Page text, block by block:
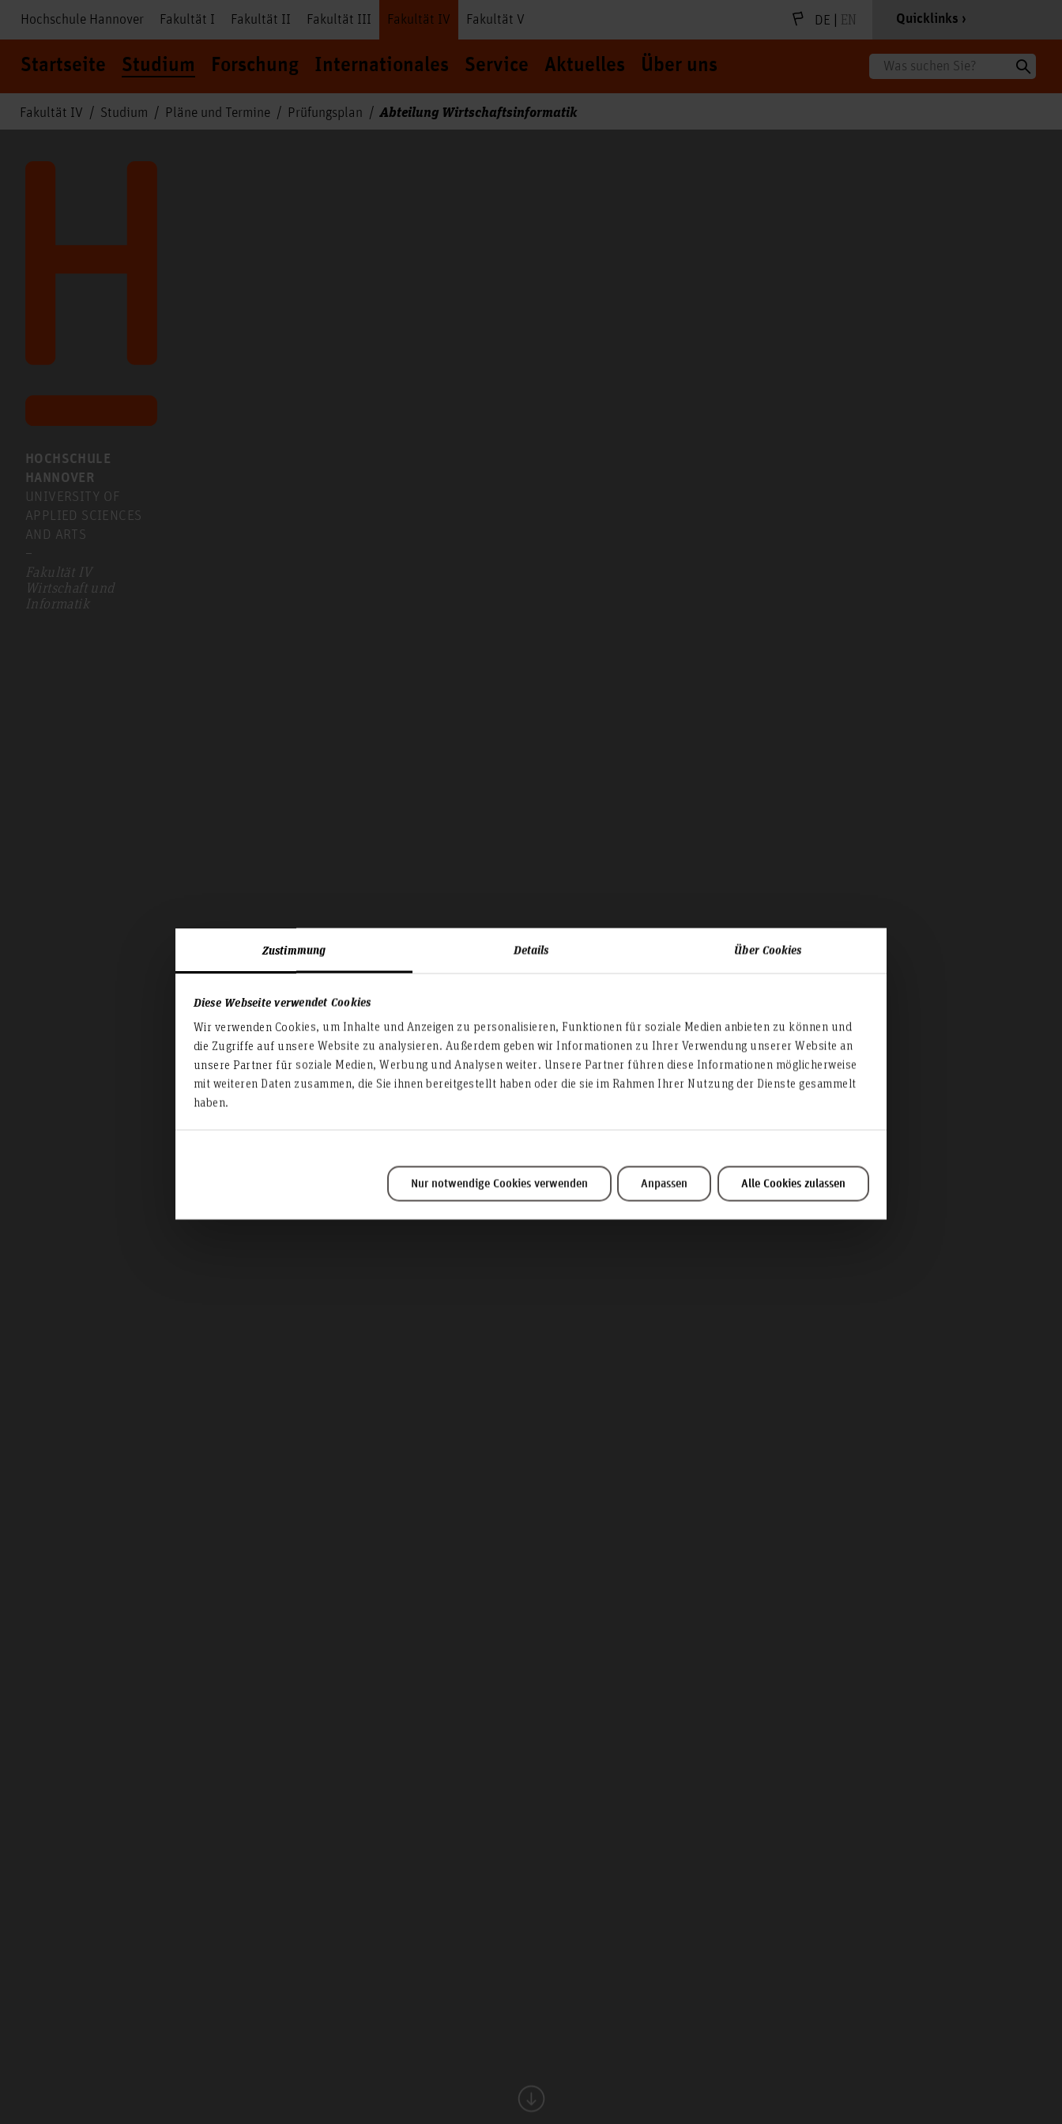
Zustimmung Details Über Cookies
Diese Webseite verwendet Cookies
Wir verwenden Cookies, um Inhalte und Anzeigen zu personalisieren, Funktionen für soziale Medien anbieten zu können und
die Zugriffe auf unsere Website zu analysieren. Außerdem geben wir Informationen zu Ihrer Verwendung unserer Website an
unsere Partner für soziale Medien, Werbung und Analysen weiter. Unsere Partner führen diese Informationen möglicherweise
mit weiteren Daten zusammen, die Sie ihnen bereitgestellt haben oder die sie im Rahmen Ihrer Nutzung der Dienste gesammelt
haben.
Nur notwendige Cookies verwenden Anpassen Alle Cookies zulassen
Hochschule Hannover Fakultät I Fakultät II Fakultät III Fakultät IV Fakultät V DE | EN Quicklinks
Startseite Studium Forschung Internationales Service Aktuelles Über uns Suche
Fakultät IV Studium Pläne und Termine Prüfungsplan Abteilung Wirtschaftsinformatik
HOCHSCHULE
HANNOVER
UNIVERSITY OF
APPLIED SCIENCES
AND ARTS
–
Fakultät IV
Wirtschaft und
Informatik
Prüfungsplan WI